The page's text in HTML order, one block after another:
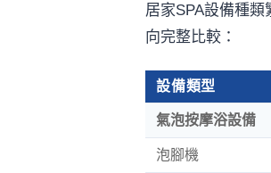
居家SPA設備種
向完整比較：
設備類型
氣泡按摩浴設備
泡腳機